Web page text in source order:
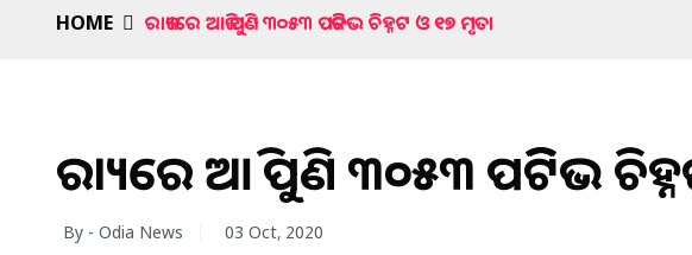
HOME ରାଜ୍ୟରେ ଆଜି ପୁଣି ୩୦୫୩ ପଜିଟିଭ ଚିହ୍ନଟ ଓ ୧୭ ମୃତ।
ରାଜ୍ୟରେ ଆଜି ପୁଣି ୩୦୫୩ ପଜିଟିଭ
By - Odia News 03 Oct, 2020